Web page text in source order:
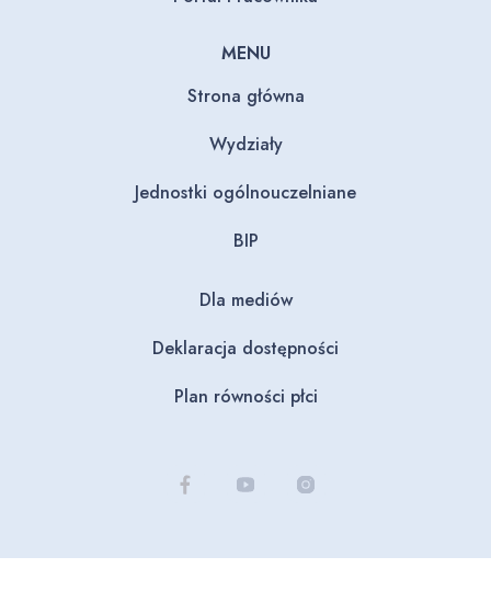
MENU
Strona główna
Wydziały
Jednostki ogólnouczelniane
BIP
Dla mediów
Deklaracja dostępności
Plan równości płci